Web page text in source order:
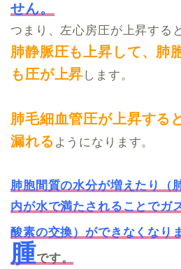
せん。
つまり、左心房圧が上昇する
肺静脈圧も上昇して、肺
も圧が上昇 します。
肺毛細血管圧が上昇する
漏れる ようになります。
肺胞間質の水分が増えたり（
内が水で満たされることでガ
酸素の交換）ができなくなり
腫です。